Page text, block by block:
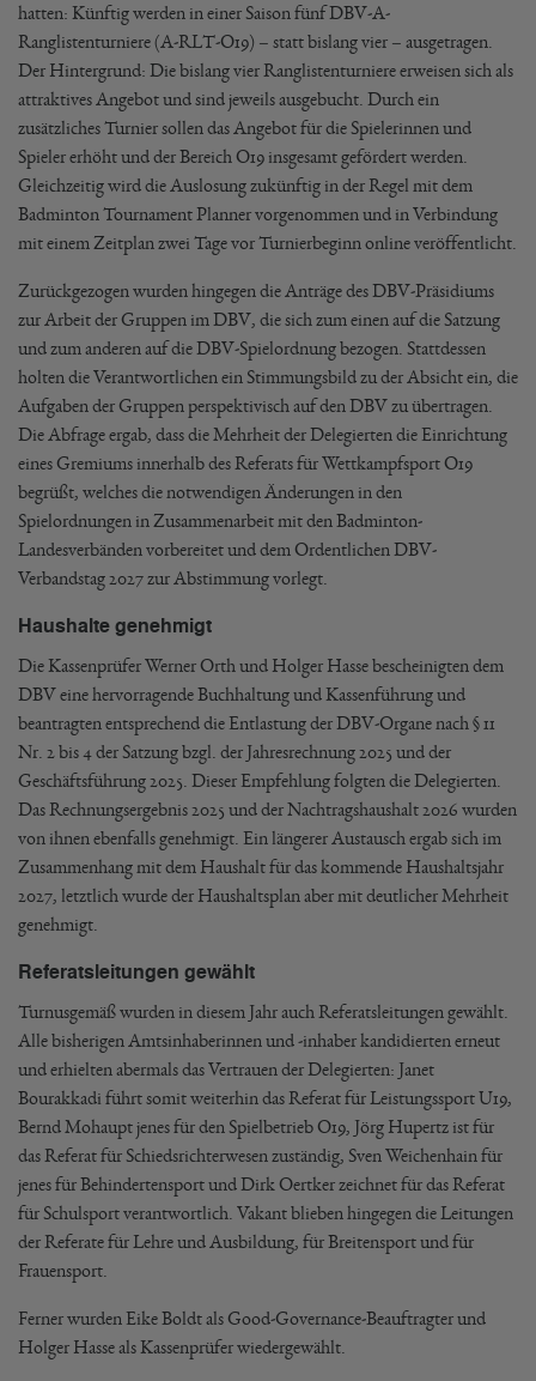
hatten: Künftig werden in einer Saison fünf DBV-A-
Ranglistenturniere (A-RLT-O19) – statt bislang vier – ausgetragen.
Der Hintergrund: Die bislang vier Ranglistenturniere erweisen sich als
attraktives Angebot und sind jeweils ausgebucht. Durch ein
zusätzliches Turnier sollen das Angebot für die Spielerinnen und
Spieler erhöht und der Bereich O19 insgesamt gefördert werden.
Gleichzeitig wird die Auslosung zukünftig in der Regel mit dem
Badminton Tournament Planner vorgenommen und in Verbindung
mit einem Zeitplan zwei Tage vor Turnierbeginn online veröffentlicht.
Zurückgezogen wurden hingegen die Anträge des DBV-Präsidiums
zur Arbeit der Gruppen im DBV, die sich zum einen auf die Satzung
und zum anderen auf die DBV-Spielordnung bezogen. Stattdessen
holten die Verantwortlichen ein Stimmungsbild zu der Absicht ein, die
Aufgaben der Gruppen perspektivisch auf den DBV zu übertragen.
Die Abfrage ergab, dass die Mehrheit der Delegierten die Einrichtung
eines Gremiums innerhalb des Referats für Wettkampfsport O19
begrüßt, welches die notwendigen Änderungen in den
Spielordnungen in Zusammenarbeit mit den Badminton-
Landesverbänden vorbereitet und dem Ordentlichen DBV-
Verbandstag 2027 zur Abstimmung vorlegt.
Haushalte genehmigt
Die Kassenprüfer Werner Orth und Holger Hasse bescheinigten dem
DBV eine hervorragende Buchhaltung und Kassenführung und
beantragten entsprechend die Entlastung der DBV-Organe nach § 11
Nr. 2 bis 4 der Satzung bzgl. der Jahresrechnung 2025 und der
Geschäftsführung 2025. Dieser Empfehlung folgten die Delegierten.
Das Rechnungsergebnis 2025 und der Nachtragshaushalt 2026 wurden
von ihnen ebenfalls genehmigt. Ein längerer Austausch ergab sich im
Zusammenhang mit dem Haushalt für das kommende Haushaltsjahr
2027, letztlich wurde der Haushaltsplan aber mit deutlicher Mehrheit
genehmigt.
Referatsleitungen gewählt
Turnusgemäß wurden in diesem Jahr auch Referatsleitungen gewählt.
Alle bisherigen Amtsinhaberinnen und -inhaber kandidierten erneut
und erhielten abermals das Vertrauen der Delegierten: Janet
Bourakkadi führt somit weiterhin das Referat für Leistungssport U19,
Bernd Mohaupt jenes für den Spielbetrieb O19, Jörg Hupertz ist für
das Referat für Schiedsrichterwesen zuständig, Sven Weichenhain für
jenes für Behindertensport und Dirk Oertker zeichnet für das Referat
für Schulsport verantwortlich. Vakant blieben hingegen die Leitungen
der Referate für Lehre und Ausbildung, für Breitensport und für
Frauensport.
Ferner wurden Eike Boldt als Good-Governance-Beauftragter und
Holger Hasse als Kassenprüfer wiedergewählt.